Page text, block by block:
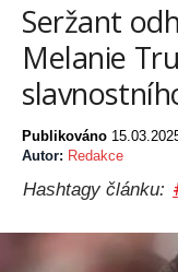
Seržant
Melanie
Publikováno
Autor: Redakce
Hashtagy článku: